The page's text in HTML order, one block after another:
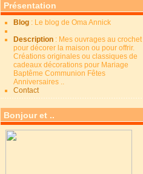
Présentation
Blog : Le blog de Oma Annick
Description : Mes ouvrages au crochet
pour décorer la maison ou pour offrir.
Créations originales ou classiques de
cadeaux décorations pour Mariage
Baptême Communion Fêtes
Anniversaires ..
Contact
Bonjour et ..